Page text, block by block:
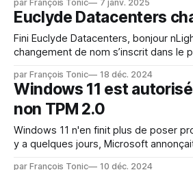
Serve Robotics. Selon les vidéos et
robot livreur de Serve
par François Tonic 7 janv. 2025
Euclyde Datacenters
Fini Euclyde Datacenters, bonjour
changement de nom s’inscrit dans le
2023. nLighten souhaite renforcer la visibilité de son offre
pan-européenne et proposer de
services à ses clients tout en
par François Tonic 18 déc. 2024
Windows 11 est
non TPM 2.0
Windows 11 n'en finit plus de poser
y a quelques jours, Microsoft
par François Tonic 10 déc. 2024